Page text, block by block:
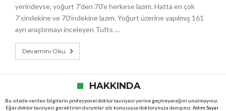
yerindeyse, yoğurt 7’den 70’e herkese lazım. Hatta en çok
7’sindekine ve 70’indekine lazım. Yoğurt üzerine yapılmış 161
ayrı araştırmayı inceleyen Tufts …
Devamını Oku
HAKKINDA
Bu sitede verilen bilgilerin profesyonel doktor tavsiyesi yerine geçmeyeceğini unutmayınız.
Eğer doktor tavsiyesi gerektiren durumlar söz konusuysa doktorunuza danışınız. Adım Sayar